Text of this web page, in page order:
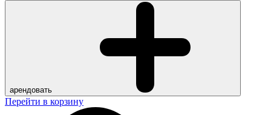
арендовать
Перейти в корзину